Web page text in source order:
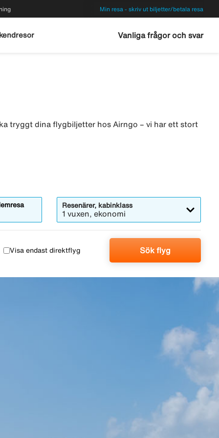
Min resa - skriv ut biljetter/betala resa
Vanliga frågor och svar
tryggt dina flygbiljetter hos Airngo – vi har ett stort
Resenärer, kabinklass
1 vuxen, ekonomi
Visa endast direktflyg Sök flyg